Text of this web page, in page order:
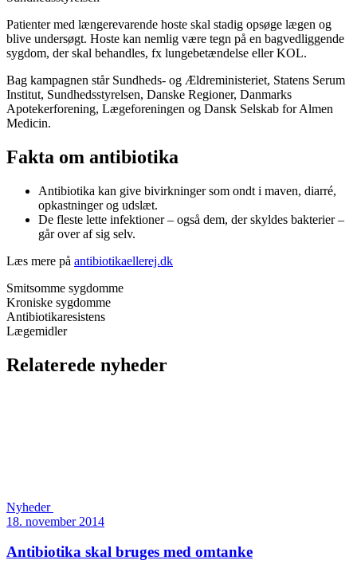
Patienter med længerevarende hoste skal stadig opsøge lægen og
blive undersøgt. Hoste kan nemlig være tegn på en bagvedliggende
sygdom, der skal behandles, fx lungebetændelse eller KOL.
Bag kampagnen står Sundheds- og Ældreministeriet, Statens Serum
Institut, Sundhedsstyrelsen, Danske Regioner, Danmarks
Apotekerforening, Lægeforeningen og Dansk Selskab for Almen
Medicin.
Fakta om antibiotika
Antibiotika kan give bivirkninger som ondt i maven, diarré,
opkastninger og udslæt.
De fleste lette infektioner – også dem, der skyldes bakterier –
går over af sig selv.
Læs mere på antibiotikaellerej.dk
Smitsomme sygdomme
Kroniske sygdomme
Antibiotikaresistens
Lægemidler
Relaterede nyheder
Nyheder
18. november 2014
Antibiotika skal bruges med omtanke